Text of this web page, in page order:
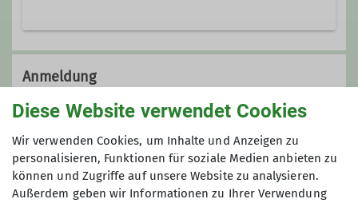
Die Durchführung der einzelnen
Tages- und Mehrtagestouren ist immer
abhängig von den Wetter- und
Lawinen/Schneeverhältnissen.
Anmeldung
+49 151 18466788 / wolfgang.guentner@dav-
moosburg.de
Anmeldung bis
Diese Website verwendet Cookies
Wir verwenden Cookies, um Inhalte und Anzeigen zu
personalisieren, Funktionen für soziale Medien anbieten zu
können und Zugriffe auf unsere Website zu analysieren.
Außerdem geben wir Informationen zu Ihrer Verwendung